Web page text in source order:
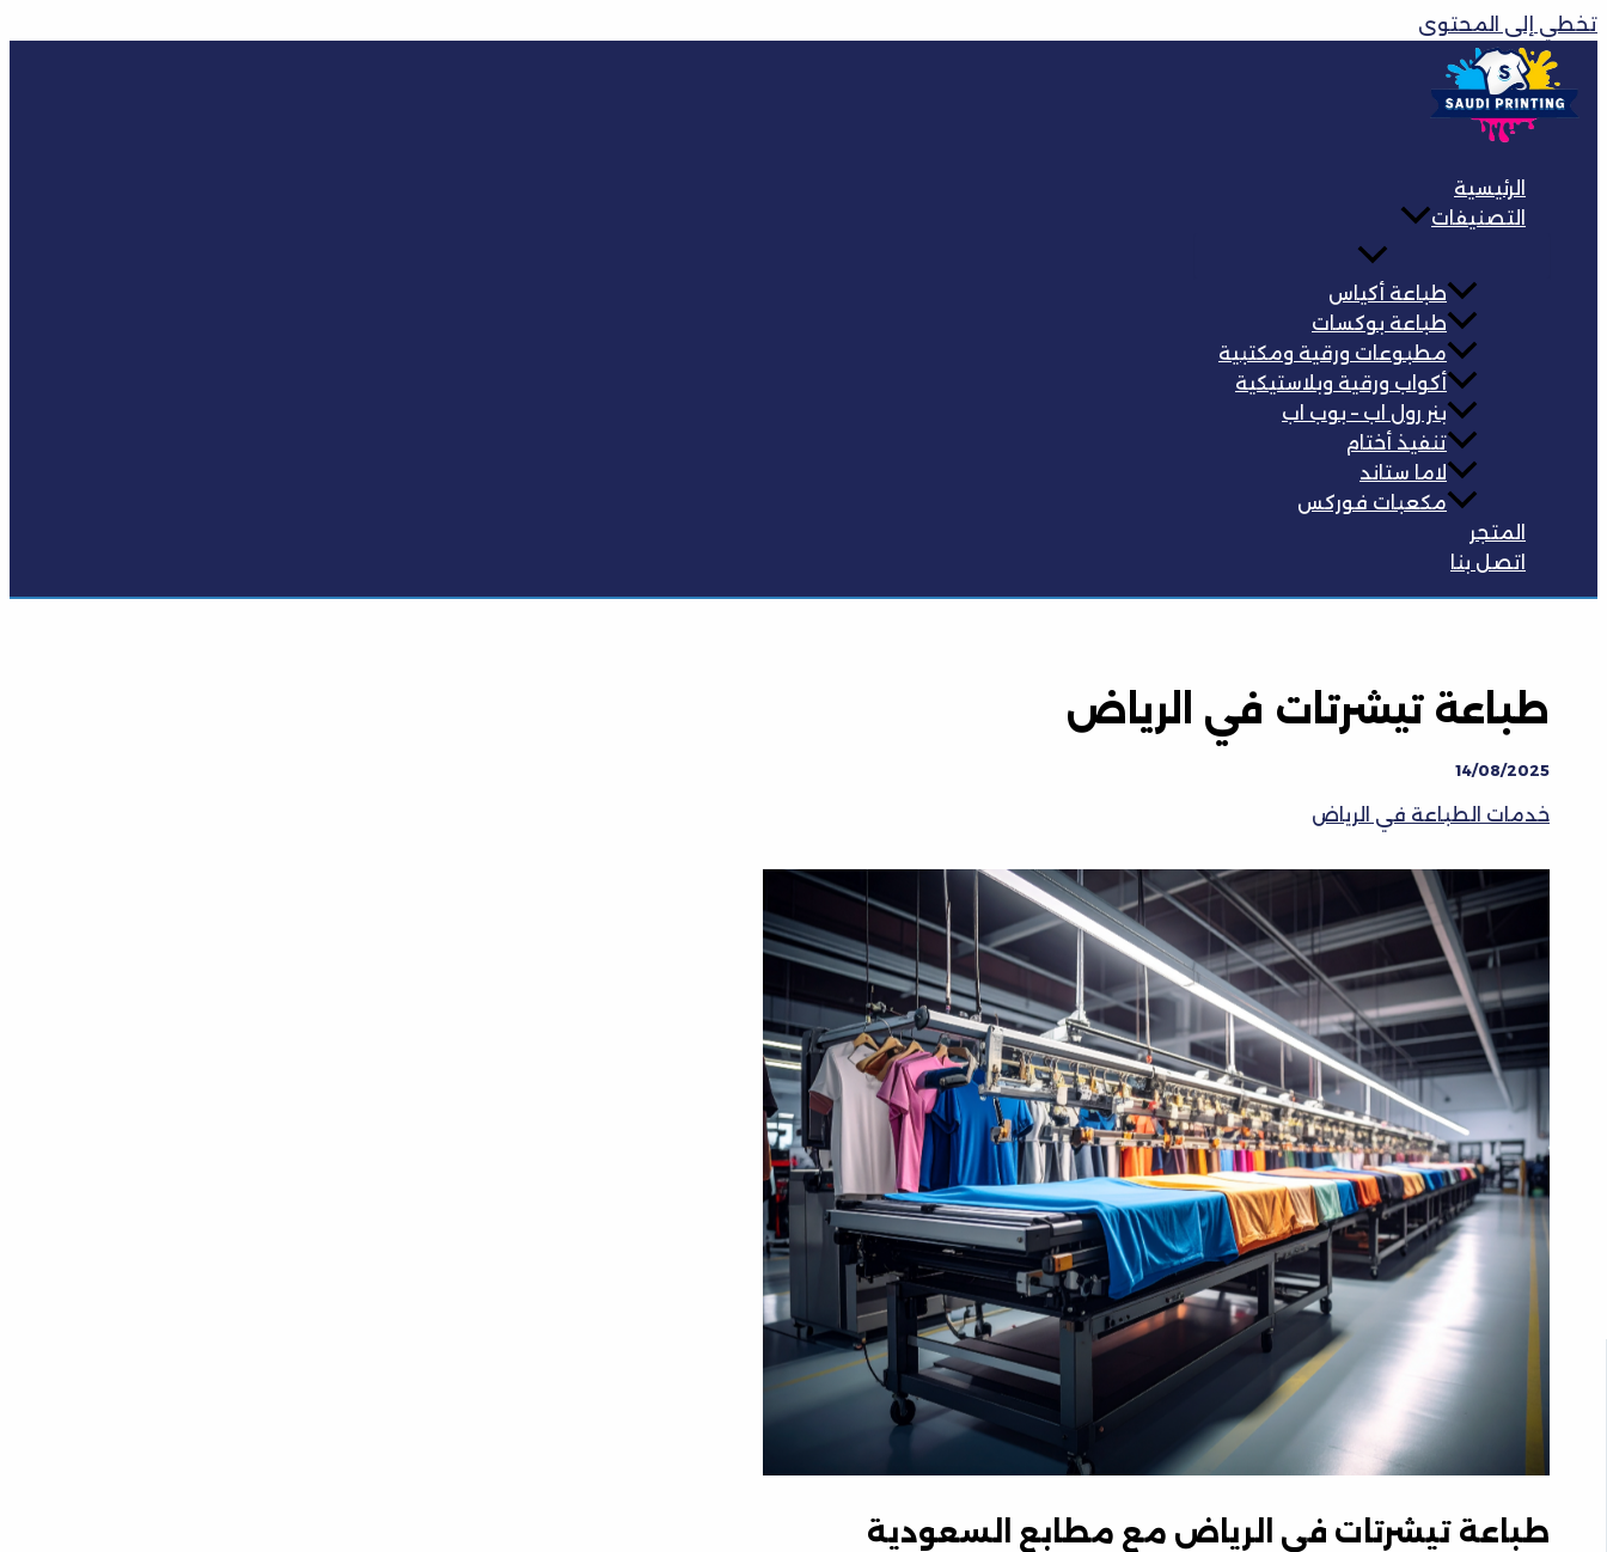
تخطي إلى المحتوى
الرئيسية
التصنيفات
طباعة أكياس
طباعة بوكسات
مطبوعات ورقية ومكتبية
أكواب ورقية وبلاستيكية
بنر رول اب – بوب اب
تنفيذ أختام
لاما ستاند
مكعبات فوركس
المتجر
اتصل بنا
طباعة تيشرتات في الرياض
14/08/2025
خدمات الطباعة في الرياض
طباعة تيشرتات في الرياض مع مطابع السعودية